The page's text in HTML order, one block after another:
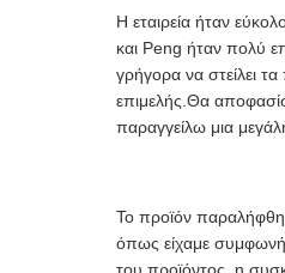
Η εταιρεία ήταν
και Peng ήταν πολύ
γρήγορα να στείλει
επιμελής.Θα
παραγγείλω μια
Το προϊόν
όπως είχαμε